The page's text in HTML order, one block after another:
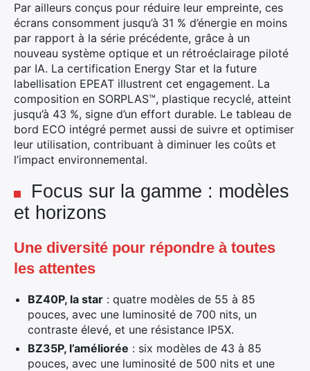
Par ailleurs conçus pour réduire leur empreinte, ces
écrans consomment jusqu’à 31 % d’énergie en moins
par rapport à la série précédente, grâce à un
nouveau système optique et un rétroéclairage piloté
par IA. La certification Energy Star et la future
labellisation EPEAT illustrent cet engagement. La
composition en SORPLAS™, plastique recyclé, atteint
jusqu’à 43 %, signe d’un effort durable. Le tableau de
bord ECO intégré permet aussi de suivre et optimiser
leur utilisation, contribuant à diminuer les coûts et
l’impact environnemental.
Focus sur la gamme : modèles
et horizons
Une diversité pour répondre à toutes
les attentes
BZ40P, la star : quatre modèles de 55 à 85
pouces, avec une luminosité de 700 nits, un
contraste élevé, et une résistance IP5X.
BZ35P, l’améliorée : six modèles de 43 à 85
pouces, avec une luminosité de 500 nits et une